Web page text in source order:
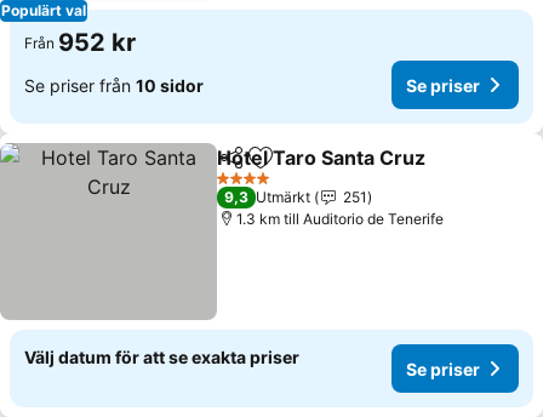
Populärt val
Från 952 kr
Se priser från 10 sidor Se priser
Dela Lägg till i Mina Favoriter
Hotel Taro Santa Cruz
4 Stjärnor
9,3 Utmärkt
251
1.3 km till Auditorio de Tenerife
Välj datum för att se exakta priser
Se priser